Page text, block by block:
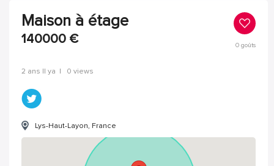
Maison à étage
140000 € 0goûts
2 ans Il ya | 0 views
Lys-Haut-Layon, France